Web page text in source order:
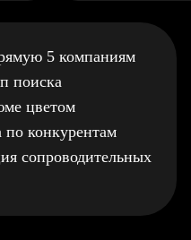
5 компаниям
поиска
цветом
по конкурентам
сопроводительных